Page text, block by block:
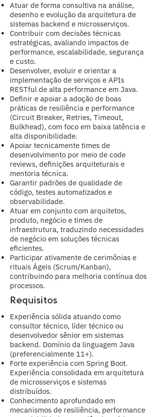
Atuar de forma consultiva na análise,
desenho e evolução da arquitetura de
sistemas backend e microsserviços.
Contribuir com decisões técnicas
estratégicas, avaliando impactos de
performance, escalabilidade, segurança
e custo.
Desenvolver, evoluir e orientar a
implementação de serviços e APIs
RESTful de alta performance em Java.
Definir e apoiar a adoção de boas
práticas de resiliência e performance
(Circuit Breaker, Retries, Timeout,
Bulkhead), com foco em baixa latência e
alta disponibilidade.
Apoiar tecnicamente times de
desenvolvimento por meio de code
reviews, definições arquiteturais e
mentoria técnica.
Garantir padrões de qualidade de
código, testes automatizados e
observabilidade.
Atuar em conjunto com arquitetos,
produto, negócio e times de
infraestrutura, traduzindo necessidades
de negócio em soluções técnicas
eficientes.
Participar ativamente de cerimônias e
rituais Ágeis (Scrum/Kanban),
contribuindo para melhoria contínua dos
processos.
Requisitos
Experiência sólida atuando como
consultor técnico, líder técnico ou
desenvolvedor sênior em sistemas
backend. Domínio da linguagem Java
(preferencialmente 11+).
Forte experiência com Spring Boot.
Experiência consolidada em arquitetura
de microsserviços e sistemas
distribuídos.
Conhecimento aprofundado em
mecanismos de resiliência, performance